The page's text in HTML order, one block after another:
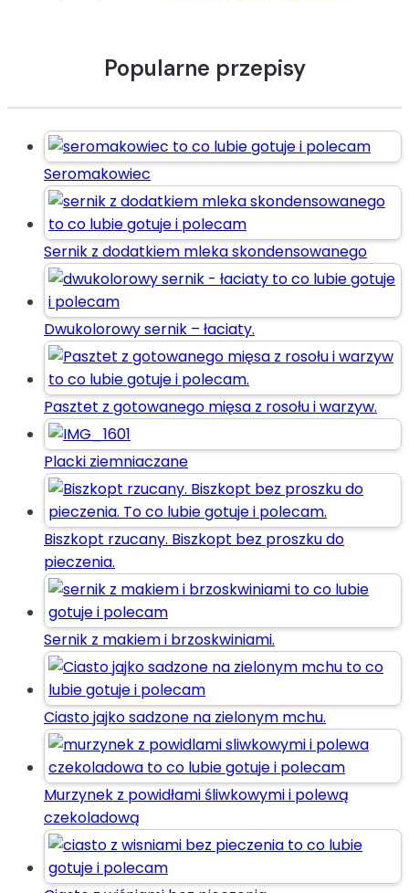
Popularne przepisy
Seromakowiec
Sernik z dodatkiem mleka skondensowanego
Dwukolorowy sernik – łaciaty.
Pasztet z gotowanego mięsa z rosołu i warzyw.
Placki ziemniaczane
Biszkopt rzucany. Biszkopt bez proszku do
pieczenia.
Sernik z makiem i brzoskwiniami.
Ciasto jajko sadzone na zielonym mchu.
Murzynek z powidłami śliwkowymi i polewą
czekoladową